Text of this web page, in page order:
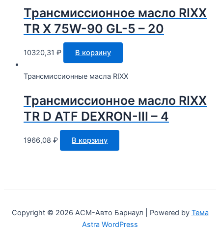
Трансмиссионное масло RIXX
TR X 75W-90 GL-5 – 20
10320,31 ₽ В корзину
Трансмиссионные масла RIXX
Трансмиссионное масло RIXX
TR D ATF DEXRON-III – 4
1966,08 ₽ В корзину
Copyright © 2026 АСМ-Авто Барнаул | Powered by Тема
Astra WordPress